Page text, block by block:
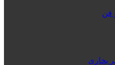
فن
بخاری